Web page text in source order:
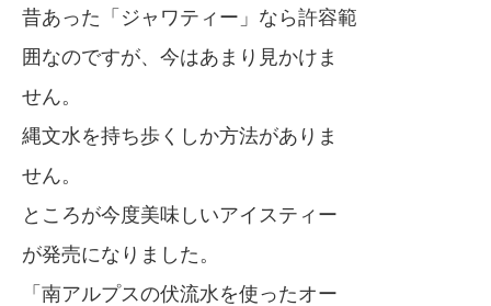
昔あった「ジャワティー」なら許容範
囲なのですが、今はあまり見かけま
せん。
縄文水を持ち歩くしか方法がありま
せん。
ところが今度美味しいアイスティー
が発売になりました。
「南アルプスの伏流水を使ったオー